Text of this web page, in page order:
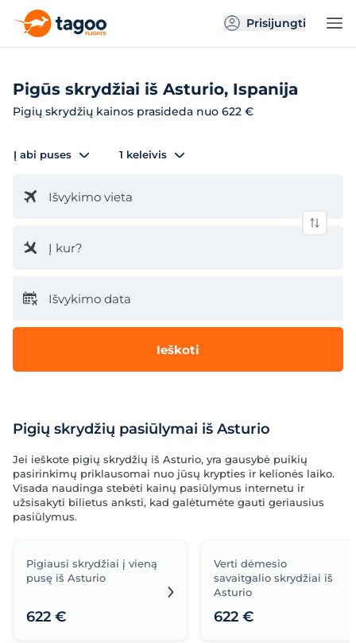
Prisijungti
Pigūs skrydžiai iš Asturio, Ispanija
Pigių skrydžių kainos prasideda nuo 622 €
Į abi puses 1 keleivis
Išvykimo vieta
Į kur?
Išvykimo data
Ieškoti
Pigių skrydžių pasiūlymai iš Asturio
Jei ieškote pigių skrydžių iš Asturio, yra gausybė puikių
pasirinkimų priklausomai nuo jūsų krypties ir kelionės laiko.
Visada naudinga stebėti kainų pasiūlymus internetu ir
užsisakyti bilietus anksti, kad galėtumėte gauti geriausius
pasiūlymus.
Pigiausi skrydžiai į vieną
pusę iš Asturio
622 €
Verti dėmesio
savaitgalio skrydžiai iš
Asturio
622 €